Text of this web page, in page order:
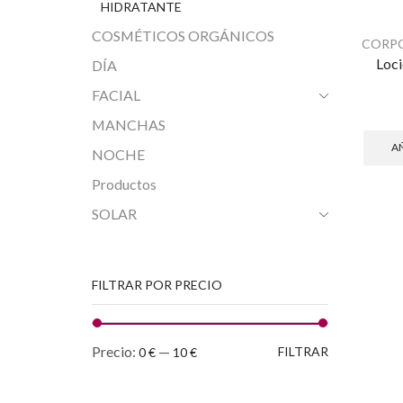
HIDRATANTE
COSMÉTICOS ORGÁNICOS
DÍA
FACIAL
MANCHAS
NOCHE
Productos
SOLAR
FILTRAR POR PRECIO
Precio
Precio
FILTRAR
Precio: 0 € — 10 €